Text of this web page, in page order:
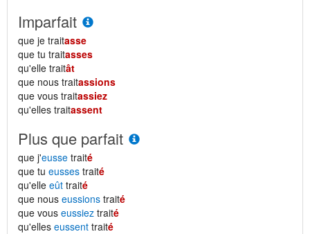
Imparfait
que je traitasse
que tu traitasses
qu'elle traitât
que nous traitassions
que vous traitassiez
qu'elles traitassent
Plus que parfait
que j'eusse traité
que tu eusses traité
qu'elle eût traité
que nous eussions traité
que vous eussiez traité
qu'elles eussent traité